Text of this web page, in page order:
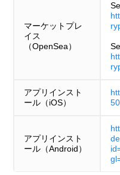
マーケットプレ
イス
（OpenSea）
アプリインスト
ール（iOS）
アプリインスト
ール（Android）